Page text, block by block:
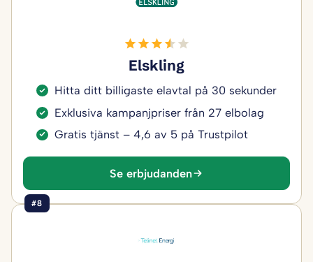
Elskling
Hitta ditt billigaste elavtal på 30 sekunder
Exklusiva kampanjpriser från 27 elbolag
Gratis tjänst – 4,6 av 5 på Trustpilot
Se erbjudanden
#8